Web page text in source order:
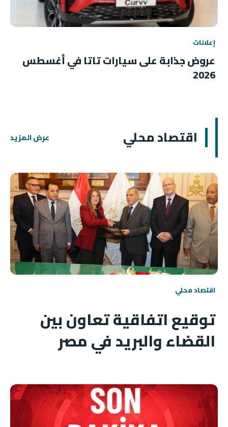
إعلانات
عروض جذابة على سيارات تاتا في أغسطس
2026
اقتصاد محلي عرض المزيد
اقتصاد محلي
توقيع اتفاقية تعاون بين
القضاء والبريد في مصر